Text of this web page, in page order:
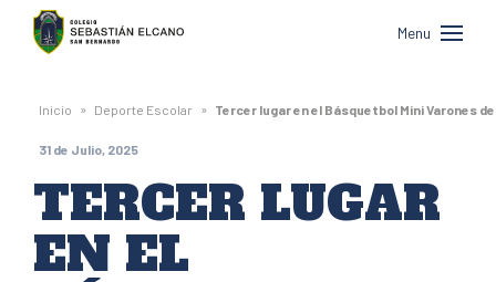
Colegio
Sebastián
Elcano
de
San
Bernardo
Menu
Inicio » Deporte Escolar » Tercer lugar en el Básquetbol Mini Varones
31 de Julio, 2025
TERCER LUGAR
EN EL